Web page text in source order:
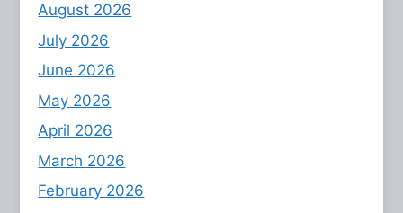
August 2026
July 2026
June 2026
May 2026
April 2026
March 2026
February 2026